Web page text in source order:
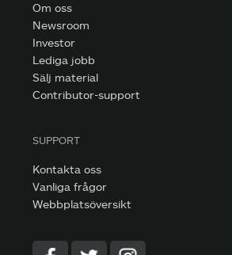
Om oss
Newsroom
Investor
Lediga jobb
Sälj material
Contributor-support
SUPPORT
Kontakta oss
Vanliga frågor
Webbplatsöversikt